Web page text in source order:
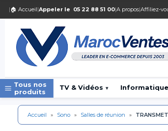
| 🏠 Accueil|Appeler le 05 22 88 51 00|A propos|Affiliez-
Tous nos
produits
TV & Vidéos ▾ Informatique
Accueil » Sono » Salles de réunion »